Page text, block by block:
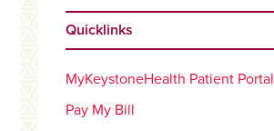
Quicklinks
MyKeystoneHealth Patient Portal
Pay My Bill